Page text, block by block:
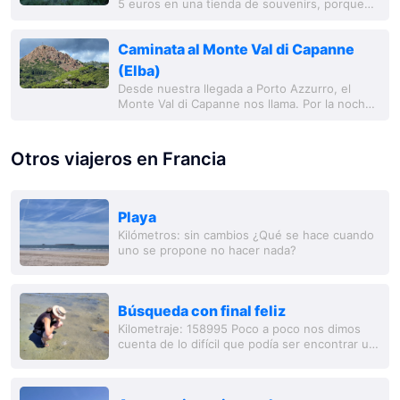
5 euros en una tienda de souvenirs, porque
playas...
Caminata al Monte Val di Capanne
(Elba)
Desde nuestra llegada a Porto Azzurro, el
Monte Val di Capanne nos llama. Por la noche,
Otros viajeros en Francia
Playa
Kilómetros: sin cambios ¿Qué se hace cuando
uno se propone no hacer nada?
Búsqueda con final feliz
Kilometraje: 158995 Poco a poco nos dimos
cuenta de lo difícil que podía ser encontrar un